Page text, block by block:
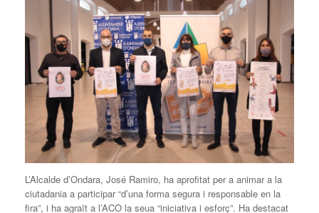
L’Alcalde d’Ondara, José Ramiro, ha aprofitat per a animar a la
ciutadania a participar “d’una forma segura i responsable en la
fira”, i ha agraït a l’ACO la seua “iniciativa i esforç”. Ha destacat